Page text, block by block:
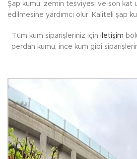
Şap kumu, zemin tesviyesi ve son kat
edilmesine yardımcı olur. Kaliteli şap
Tüm kum siparişleriniz için iletişim
perdah kumu, ince kum gibi